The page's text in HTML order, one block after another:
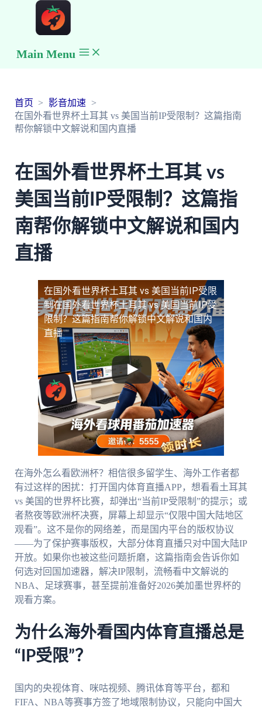
Main Menu
首页
影音加速
在国外看世界杯土耳其 vs 美国当前IP受限制？这篇指南
帮你解锁中文解说和国内直播
在国外看世界杯土耳其 vs
美国当前IP受限制？这篇指
南帮你解锁中文解说和国内
直播
在国外看世界杯土耳其 vs 美国当前IP受限
制在国外看世界杯土耳其 vs 美国当前IP受
限制？这篇指南帮你解锁中文解说和国内
直播
在海外怎么看欧洲杯？相信很多留学生、海外工作者都
有过这样的困扰：打开国内体育直播APP，想看看土耳其
vs 美国的世界杯比赛，却弹出“当前IP受限制”的提示；或
者熬夜等欧洲杯决赛，屏幕上却显示“仅限中国大陆地区
观看”。这不是你的网络差，而是国内平台的版权协议
——为了保护赛事版权，大部分体育直播只对中国大陆IP
开放。如果你也被这些问题折磨，这篇指南会告诉你如
何选对回国加速器，解决IP限制，流畅看中文解说的
NBA、足球赛事，甚至提前准备好2026美加墨世界杯的
观看方案。
为什么海外看国内体育直播总是
“IP受限”？
国内的央视体育、咪咕视频、腾讯体育等平台，都和
FIFA、NBA等赛事方签了地域限制协议，只能向中国大